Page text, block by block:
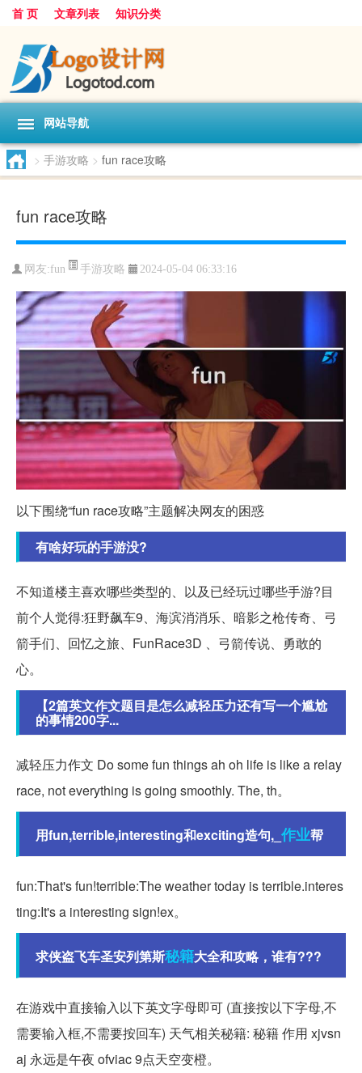
首 页 文章列表 知识分类
网站导航
> 手游攻略 > fun race攻略
fun race攻略
网友:fun 手游攻略 2024-05-04 06:33:16
以下围绕“fun race攻略”主题解决网友的困惑
有啥好玩的手游没?
不知道楼主喜欢哪些类型的、以及已经玩过哪些手游?目
前个人觉得:狂野飙车9、海滨消消乐、暗影之枪传奇、弓
箭手们、回忆之旅、FunRace3D 、弓箭传说、勇敢的
心。
【2篇英文作文题目是怎么减轻压力还有写一个尴尬
的事情200字...
减轻压力作文 Do some fun things ah oh life is like a relay
race, not everything is going smoothly. The, th。
用fun,terrible,interesting和exciting造句,_ 作业帮
fun:That's fun!terrible:The weather today is terrible.interes
ting:It's a interesting sign!ex。
求侠盗飞车圣安列第斯秘籍大全和攻略，谁有???
在游戏中直接输入以下英文字母即可 (直接按以下字母,不
需要输入框,不需要按回车) 天气相关秘籍: 秘籍 作用 xjvsn
aj 永远是午夜 ofviac 9点天空变橙。